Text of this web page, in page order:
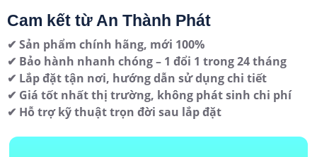
Cam kết từ An Thành Phát
✔ Sản phẩm chính hãng, mới 100%
✔ Bảo hành nhanh chóng – 1 đổi 1 trong 24 tháng
✔ Lắp đặt tận nơi, hướng dẫn sử dụng chi tiết
✔ Giá tốt nhất thị trường, không phát sinh chi phí
✔ Hỗ trợ kỹ thuật trọn đời sau lắp đặt